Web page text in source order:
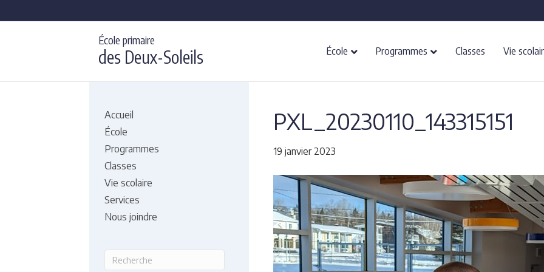
École primaire
des Deux-Soleils École Programmes Classes Vie
Accueil
École
Programmes
Classes
Vie scolaire
Services
Nous joindre
PXL_20230110_143315151
19 janvier 2023